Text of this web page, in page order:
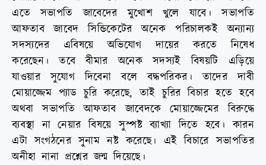
এতে সভাপতি জাবেদের মুখোশ খুলে যাবে। সভাপতি
আফতাব জাবেদ সিন্ডিকেটের অনেক পরিচালকই অন্যান্য
সদস্যদের এবিষয়ে অভিযোগ দায়ের করতে নিষেধ
করেছেন। তবে বীমার অনেক সদস্যই বিষয়টি এড়িয়ে
যাওয়ার সুযোগ দিবেনা বলে বদ্ধপরিকর। তাদের দাবী
মোয়াজ্জেম প্যাড চুরি করেছে, তাই চুরির বিচার হতে হবে
অথবা সভাপতি আফতাব জাবেদকে মোয়াজ্জেমের বিরুদ্ধে
ব্যবস্থা না নেয়ার বিষয়ে সুস্পষ্ট ব্যাখ্যা দিতে হবে। কারন
এটা সংগঠনের সুনাম নষ্ট করেছে। এই বিচারে সভাপতির
অনীহা নানা প্রশ্নের জন্ম দিয়েছে।